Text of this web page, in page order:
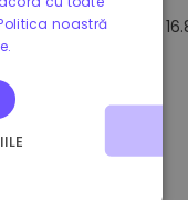
3.2B €
noastră